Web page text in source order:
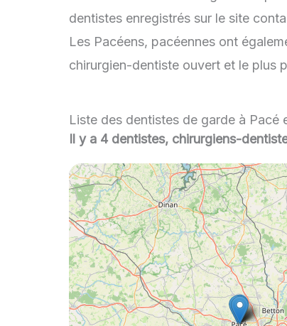
dentistes enregistrés sur le site
Les Pacéens, pacéennes ont
chirurgien-dentiste ouvert et le plus
Liste des dentistes de garde à Pacé
Il y a 4 dentistes, chirurgiens-